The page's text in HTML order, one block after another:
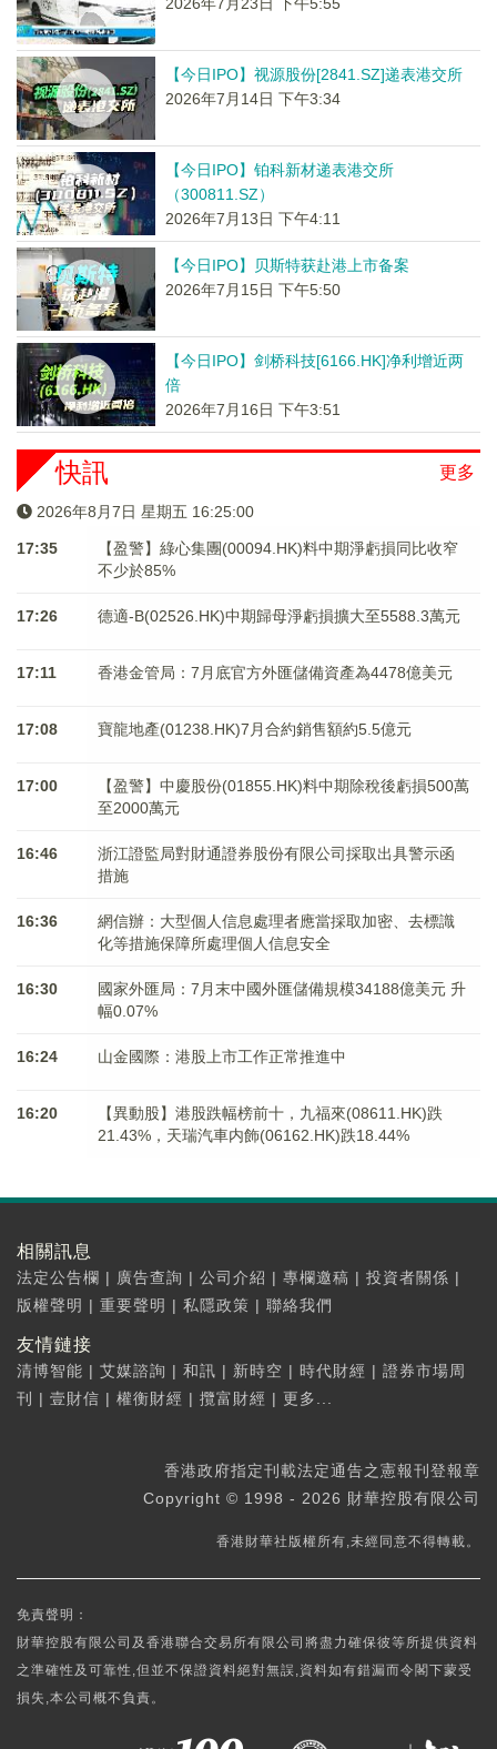
【今日IPO】视源股份[2841.SZ]递表港交所
2026年7月14日 下午3:34
【今日IPO】铂科新材递表港交所
（300811.SZ）
2026年7月13日 下午4:11
【今日IPO】贝斯特获赴港上市备案
2026年7月15日 下午5:50
【今日IPO】剑桥科技[6166.HK]净利增近两
倍
2026年7月16日 下午3:51
更多
快訊
2026年8月7日 星期五 16:25:00
17:35
【盈警】綠心集團(00094.HK)料中期淨虧損同比收窄
不少於85%
17:26 德適-B(02526.HK)中期歸母淨虧損擴大至5588.3萬元
17:11 香港金管局：7月底官方外匯儲備資產為4478億美元
17:08 寶龍地產(01238.HK)7月合約銷售額約5.5億元
17:00
【盈警】中慶股份(01855.HK)料中期除稅後虧損500萬
至2000萬元
16:46
浙江證監局對財通證券股份有限公司採取出具警示函
措施
16:36
網信辦：大型個人信息處理者應當採取加密、去標識
化等措施保障所處理個人信息安全
16:30
國家外匯局：7月末中國外匯儲備規模34188億美元 升
幅0.07%
16:24 山金國際：港股上市工作正常推進中
16:20
【異動股】港股跌幅榜前十，九福來(08611.HK)跌
21.43%，天瑞汽車内飾(06162.HK)跌18.44%
相關訊息
法定公告欄 | 廣告查詢 | 公司介紹 | 專欄邀稿 | 投資者關係 |
版權聲明 | 重要聲明 | 私隱政策 | 聯絡我們
友情鏈接
清博智能 | 艾媒諮詢 | 和訊 | 新時空 | 時代財經 | 證券市場周
刊
| 壹財信 | 權衡財經 | 攬富財經 | 更多...
香港政府指定刊載法定通告之憲報刊登報章
Copyright © 1998 - 2026 財華控股有限公司
香港財華社版權所有,未經同意不得轉載。
免責聲明：
財華控股有限公司及香港聯合交易所有限公司將盡力確保彼等所提供資料
之準確性及可靠性,但並不保證資料絕對無誤,資料如有錯漏而令閣下蒙受
損失,本公司概不負責。